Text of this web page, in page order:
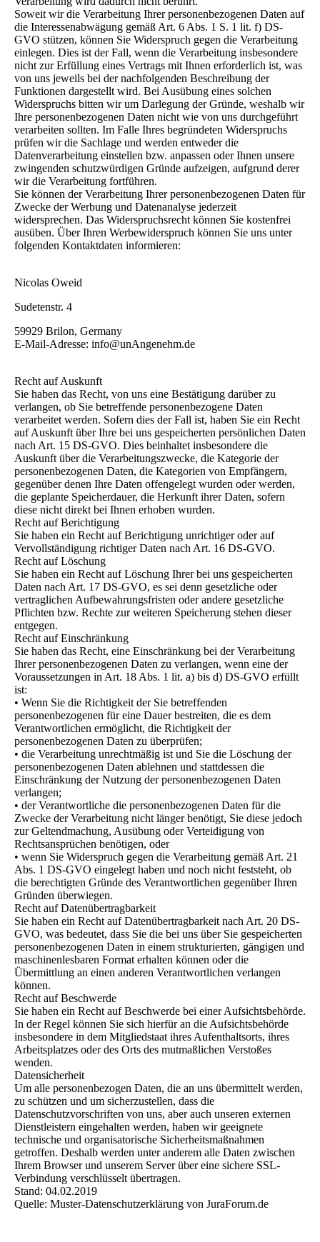
Soweit wir die Verarbeitung Ihrer personenbezogenen Daten auf
die Interessenabwägung gemäß Art. 6 Abs. 1 S. 1 lit. f) DS-
GVO stützen, können Sie Widerspruch gegen die Verarbeitung
einlegen. Dies ist der Fall, wenn die Verarbeitung insbesondere
nicht zur Erfüllung eines Vertrags mit Ihnen erforderlich ist, was
von uns jeweils bei der nachfolgenden Beschreibung der
Funktionen dargestellt wird. Bei Ausübung eines solchen
Widerspruchs bitten wir um Darlegung der Gründe, weshalb wir
Ihre personenbezogenen Daten nicht wie von uns durchgeführt
verarbeiten sollten. Im Falle Ihres begründeten Widerspruchs
prüfen wir die Sachlage und werden entweder die
Datenverarbeitung einstellen bzw. anpassen oder Ihnen unsere
zwingenden schutzwürdigen Gründe aufzeigen, aufgrund derer
wir die Verarbeitung fortführen.
Sie können der Verarbeitung Ihrer personenbezogenen Daten für
Zwecke der Werbung und Datenanalyse jederzeit
widersprechen. Das Widerspruchsrecht können Sie kostenfrei
ausüben. Über Ihren Werbewiderspruch können Sie uns unter
folgenden Kontaktdaten informieren:
Nicolas Oweid
Sudetenstr. 4
59929 Brilon, Germany
E-Mail-Adresse: info@unAngenehm.de
Recht auf Auskunft
Sie haben das Recht, von uns eine Bestätigung darüber zu
verlangen, ob Sie betreffende personenbezogene Daten
verarbeitet werden. Sofern dies der Fall ist, haben Sie ein Recht
auf Auskunft über Ihre bei uns gespeicherten persönlichen Daten
nach Art. 15 DS-GVO. Dies beinhaltet insbesondere die
Auskunft über die Verarbeitungszwecke, die Kategorie der
personenbezogenen Daten, die Kategorien von Empfängern,
gegenüber denen Ihre Daten offengelegt wurden oder werden,
die geplante Speicherdauer, die Herkunft ihrer Daten, sofern
diese nicht direkt bei Ihnen erhoben wurden.
Recht auf Berichtigung
Sie haben ein Recht auf Berichtigung unrichtiger oder auf
Vervollständigung richtiger Daten nach Art. 16 DS-GVO.
Recht auf Löschung
Sie haben ein Recht auf Löschung Ihrer bei uns gespeicherten
Daten nach Art. 17 DS-GVO, es sei denn gesetzliche oder
vertraglichen Aufbewahrungsfristen oder andere gesetzliche
Pflichten bzw. Rechte zur weiteren Speicherung stehen dieser
entgegen.
Recht auf Einschränkung
Sie haben das Recht, eine Einschränkung bei der Verarbeitung
Ihrer personenbezogenen Daten zu verlangen, wenn eine der
Voraussetzungen in Art. 18 Abs. 1 lit. a) bis d) DS-GVO erfüllt
ist:
• Wenn Sie die Richtigkeit der Sie betreffenden
personenbezogenen für eine Dauer bestreiten, die es dem
Verantwortlichen ermöglicht, die Richtigkeit der
personenbezogenen Daten zu überprüfen;
• die Verarbeitung unrechtmäßig ist und Sie die Löschung der
personenbezogenen Daten ablehnen und stattdessen die
Einschränkung der Nutzung der personenbezogenen Daten
verlangen;
• der Verantwortliche die personenbezogenen Daten für die
Zwecke der Verarbeitung nicht länger benötigt, Sie diese jedoch
zur Geltendmachung, Ausübung oder Verteidigung von
Rechtsansprüchen benötigen, oder
• wenn Sie Widerspruch gegen die Verarbeitung gemäß Art. 21
Abs. 1 DS-GVO eingelegt haben und noch nicht feststeht, ob
die berechtigten Gründe des Verantwortlichen gegenüber Ihren
Gründen überwiegen.
Recht auf Datenübertragbarkeit
Sie haben ein Recht auf Datenübertragbarkeit nach Art. 20 DS-
GVO, was bedeutet, dass Sie die bei uns über Sie gespeicherten
personenbezogenen Daten in einem strukturierten, gängigen und
maschinenlesbaren Format erhalten können oder die
Übermittlung an einen anderen Verantwortlichen verlangen
können.
Recht auf Beschwerde
Sie haben ein Recht auf Beschwerde bei einer Aufsichtsbehörde.
In der Regel können Sie sich hierfür an die Aufsichtsbehörde
insbesondere in dem Mitgliedstaat ihres Aufenthaltsorts, ihres
Arbeitsplatzes oder des Orts des mutmaßlichen Verstoßes
wenden.
Datensicherheit
Um alle personenbezogen Daten, die an uns übermittelt werden,
zu schützen und um sicherzustellen, dass die
Datenschutzvorschriften von uns, aber auch unseren externen
Dienstleistern eingehalten werden, haben wir geeignete
technische und organisatorische Sicherheitsmaßnahmen
getroffen. Deshalb werden unter anderem alle Daten zwischen
Ihrem Browser und unserem Server über eine sichere SSL-
Verbindung verschlüsselt übertragen.
Stand: 04.02.2019
Quelle: Muster-Datenschutzerklärung von JuraForum.de